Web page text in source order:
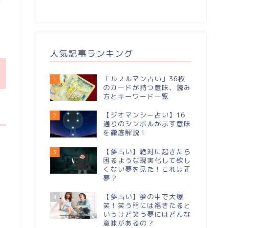
人気記事ランキング
1
「ルノルマン占い」36枚
のカードが持つ意味、読み
方とキーワード一覧
2
【ジオマンシー占い】16
通りのシンボルが⽰す意味
を徹底解説！
3
【夢占い】絶対に起きたら
困るような現実化して欲し
くない夢を見た！これは正
夢？
4
【夢占い】夢の中で大爆
笑！笑う門には福きたると
いうけど笑う夢にはどんな
意味があるの？